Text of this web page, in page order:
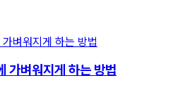
가벼워지게 하는 방법